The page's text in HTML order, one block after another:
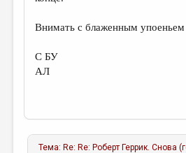
Внимать с блаженным упоеньем
С БУ
АЛ
Тема: Re: Re: Роберт Геррик. Снова